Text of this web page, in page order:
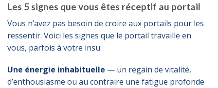
Les 5 signes que vous êtes réceptif au portail
Vous n’avez pas besoin de croire aux portails pour les
ressentir. Voici les signes que le portail travaille en
vous, parfois à votre insu.
Une énergie inhabituelle — un regain de vitalité,
d’enthousiasme ou au contraire une fatigue profonde